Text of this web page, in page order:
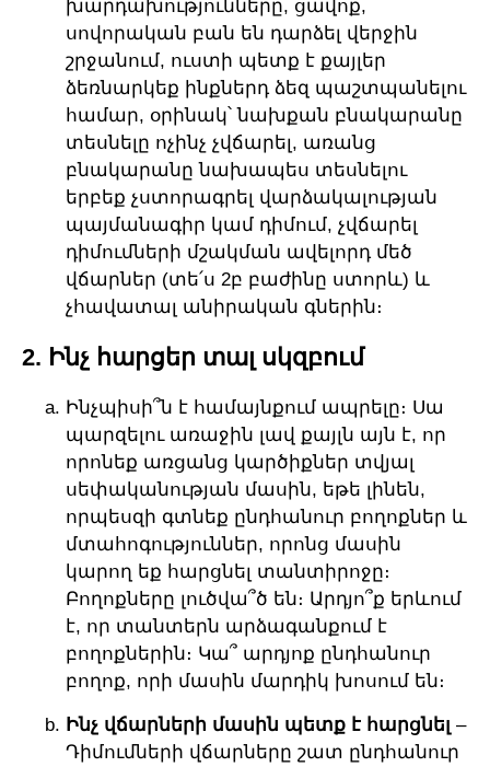
խարդախությունները, ցավոք,
սովորական բան են դարձել վերջին
շրջանում, ուստի պետք է քայլեր
ձեռնարկեք ինքներդ ձեզ պաշտպանելու
համար, օրինակ՝ նախքան բնակարանը
տեսնելը ոչինչ չվճարել, առանց
բնակարանը նախապես տեսնելու
երբեք չստորագրել վարձակալության
պայմանագիր կամ դիմում, չվճարել
դիմումների մշակման ավելորդ մեծ
վճարներ (տե՛ս 2բ բաժինը ստորև) և
չհավատալ անիրական գներին։
2. Ինչ հարցեր տալ սկզբում
Ինչպիսի՞ն է համայնքում ապրելը։ Սա
պարզելու առաջին լավ քայլն այն է, որ
որոնեք առցանց կարծիքներ տվյալ
սեփականության մասին, եթե լինեն,
որպեսզի գտնեք ընդհանուր բողոքներ և
մտահոգություններ, որոնց մասին
կարող եք հարցնել տանտիրոջը։
Բողոքները լուծվա՞ծ են։ Արդյո՞ք երևում
է, որ տանտերն արձագանքում է
բողոքներին։ Կա՞ արդյոք ընդհանուր
բողոք, որի մասին մարդիկ խոսում են։
Ինչ վճարների մասին պետք է հարցնել –
Դիմումների վճարները շատ ընդհանուր